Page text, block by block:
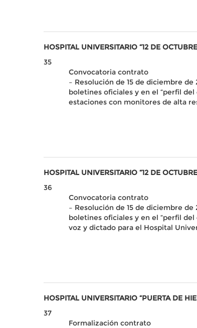
HOSPITAL UNIVERSITARIO “12 DE
35
Convocatoria contrato
– Resolución de 15 de diciembre
boletines oficiales y en el “perfil
estaciones con monitores de alta
HOSPITAL UNIVERSITARIO “12 DE
36
Convocatoria contrato
– Resolución de 15 de diciembre
boletines oficiales y en el “perfil
voz y dictado para el Hospital
HOSPITAL UNIVERSITARIO “PUERTA DE
37
Formalización contrato